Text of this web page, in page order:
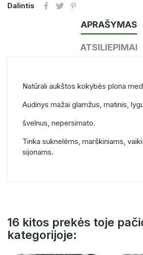
Dalintis
APRAŠYMAS
ATSILIEPIMAI
Natūrali aukštos kokybės plona
Audinys mažai glamžus, matinis,
švelnus, nepersimato.
Tinka suknelėms, marškiniams,
sijonams.
16 kitos prekės toje
kategorijoje: